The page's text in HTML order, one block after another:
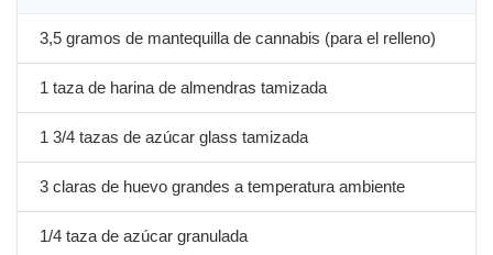
3,5 gramos de mantequilla de cannabis (para el relleno)
1 taza de harina de almendras tamizada
1 3/4 tazas de azúcar glass tamizada
3 claras de huevo grandes a temperatura ambiente
1/4 taza de azúcar granulada